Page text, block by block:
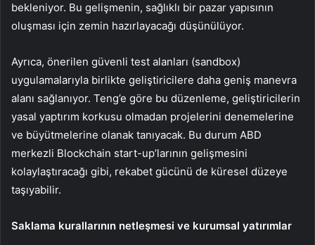
bekleniyor. Bu gelişmenin, sağlıklı bir pazar yapısının
oluşması için zemin hazırlayacağı düşünülüyor.
Ayrıca, önerilen güvenli test alanları (sandbox)
uygulamalarıyla birlikte geliştiricilere daha geniş manevra
alanı sağlanıyor. Teng’e göre bu düzenleme, geliştiricilerin
yasal yaptırım korkusu olmadan projelerini denemelerine
ve büyütmelerine olanak tanıyacak. Bu durum ABD
merkezli Blockchain start-up’larının gelişmesini
kolaylaştıracağı gibi, rekabet gücünü de küresel düzeye
taşıyabilir.
Saklama kurallarının netleşmesi ve kurumsal yatırımlar